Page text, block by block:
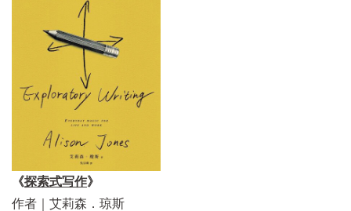
《探索式写作》
作者｜艾莉森．琼斯